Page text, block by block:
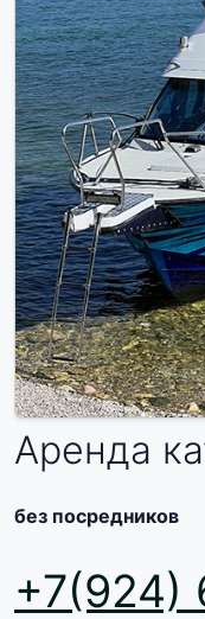
Аренда
без посредников
+7(924)